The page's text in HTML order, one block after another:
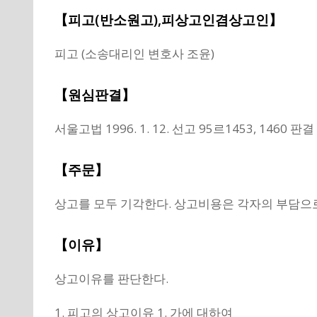
【피고(반소원고),피상고인겸상고인】
피고 (소송대리인 변호사 조윤)
【원심판결】
서울고법 1996. 1. 12. 선고 95르1453, 1460 판결
【주문】
상고를 모두 기각한다. 상고비용은 각자의 부담으
【이유】
상고이유를 판단한다.
1. 피고의 상고이유 1. 가에 대하여